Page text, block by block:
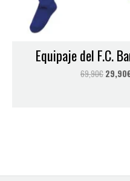
Nombre
Guarda mi nombre,
Equipaje del F.C.
69,90€ 29,90